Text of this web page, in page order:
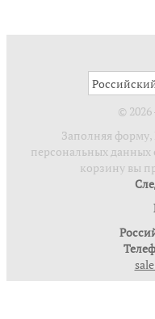
©
Заполняя форму,
персональных данных
корзину вы